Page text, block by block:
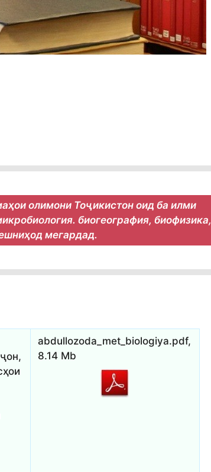
олимони Тоҷикистон оид ба илми
биогеография, биофизика,
мегардад.
abdullozoda_met_biologiya.pdf,
8.14 Mb